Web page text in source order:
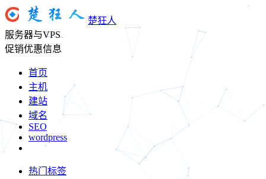
楚狂人
服务器与VPS
促销优惠信息
首页
主机
建站
域名
SEO
wordpress
热门标签